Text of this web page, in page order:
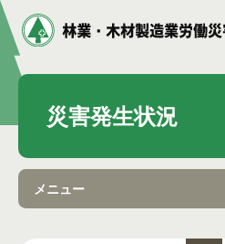
災害発生状況
メニュー